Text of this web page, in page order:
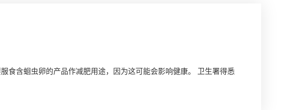
食含蛔虫卵的产品作减肥用途，因为这可能会影响健康。 卫生署得悉